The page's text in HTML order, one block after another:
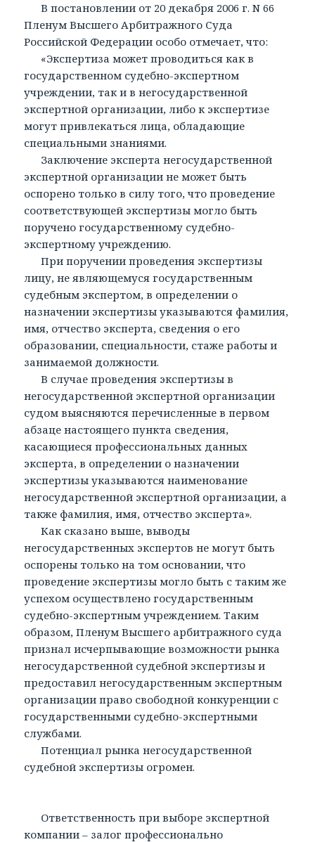
В постановлении от 20 декабря 2006 г. N 66
Пленум Высшего Арбитражного Суда
Российской Федерации особо отмечает, что:
«Экспертиза может проводиться как в
государственном судебно-экспертном
учреждении, так и в негосударственной
экспертной организации, либо к экспертизе
могут привлекаться лица, обладающие
специальными знаниями.
Заключение эксперта негосударственной
экспертной организации не может быть
оспорено только в силу того, что проведение
соответствующей экспертизы могло быть
поручено государственному судебно-
экспертному учреждению.
При поручении проведения экспертизы
лицу, не являющемуся государственным
судебным экспертом, в определении о
назначении экспертизы указываются фамилия,
имя, отчество эксперта, сведения о его
образовании, специальности, стаже работы и
занимаемой должности.
В случае проведения экспертизы в
негосударственной экспертной организации
судом выясняются перечисленные в первом
абзаце настоящего пункта сведения,
касающиеся профессиональных данных
эксперта, в определении о назначении
экспертизы указываются наименование
негосударственной экспертной организации, а
также фамилия, имя, отчество эксперта».
Как сказано выше, выводы
негосударственных экспертов не могут быть
оспорены только на том основании, что
проведение экспертизы могло быть с таким же
успехом осуществлено государственным
судебно-экспертным учреждением. Таким
образом, Пленум Высшего арбитражного суда
признал исчерпывающие возможности рынка
негосударственной судебной экспертизы и
предоставил негосударственным экспертным
организации право свободной конкуренции с
государственными судебно-экспертными
службами.
Потенциал рынка негосударственной
судебной экспертизы огромен.
Ответственность при выборе экспертной
компании – залог профессионально